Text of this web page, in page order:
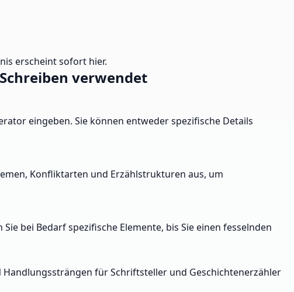
erscheint sofort hier.
verwendet
eingeben. Sie können entweder spezifische Details
Konfliktarten und Erzählstrukturen aus, um
bei Bedarf spezifische Elemente, bis Sie einen fesselnden
für Schriftsteller und Geschichtenerzähler